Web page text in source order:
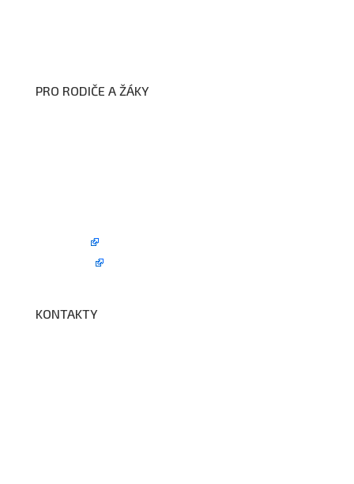
PRO RODIČE A ŽÁKY
KONTAKTY